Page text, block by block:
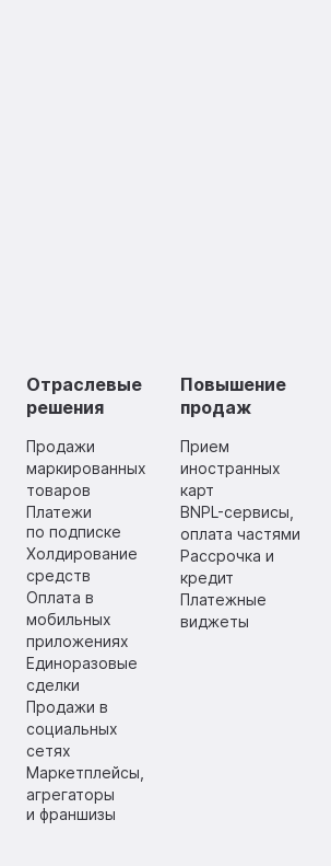
Отраслевые
решения
Продажи
маркированных
товаров
Платежи
по подписке
Холдирование
средств
Оплата в
мобильных
приложениях
Единоразовые
сделки
Продажи в
социальных
сетях
Маркетплейсы,
агрегаторы
и франшизы
Повышение
продаж
Прием
иностранных
карт
BNPL-сервисы,
оплата частями
Рассрочка и
кредит
Платежные
виджеты